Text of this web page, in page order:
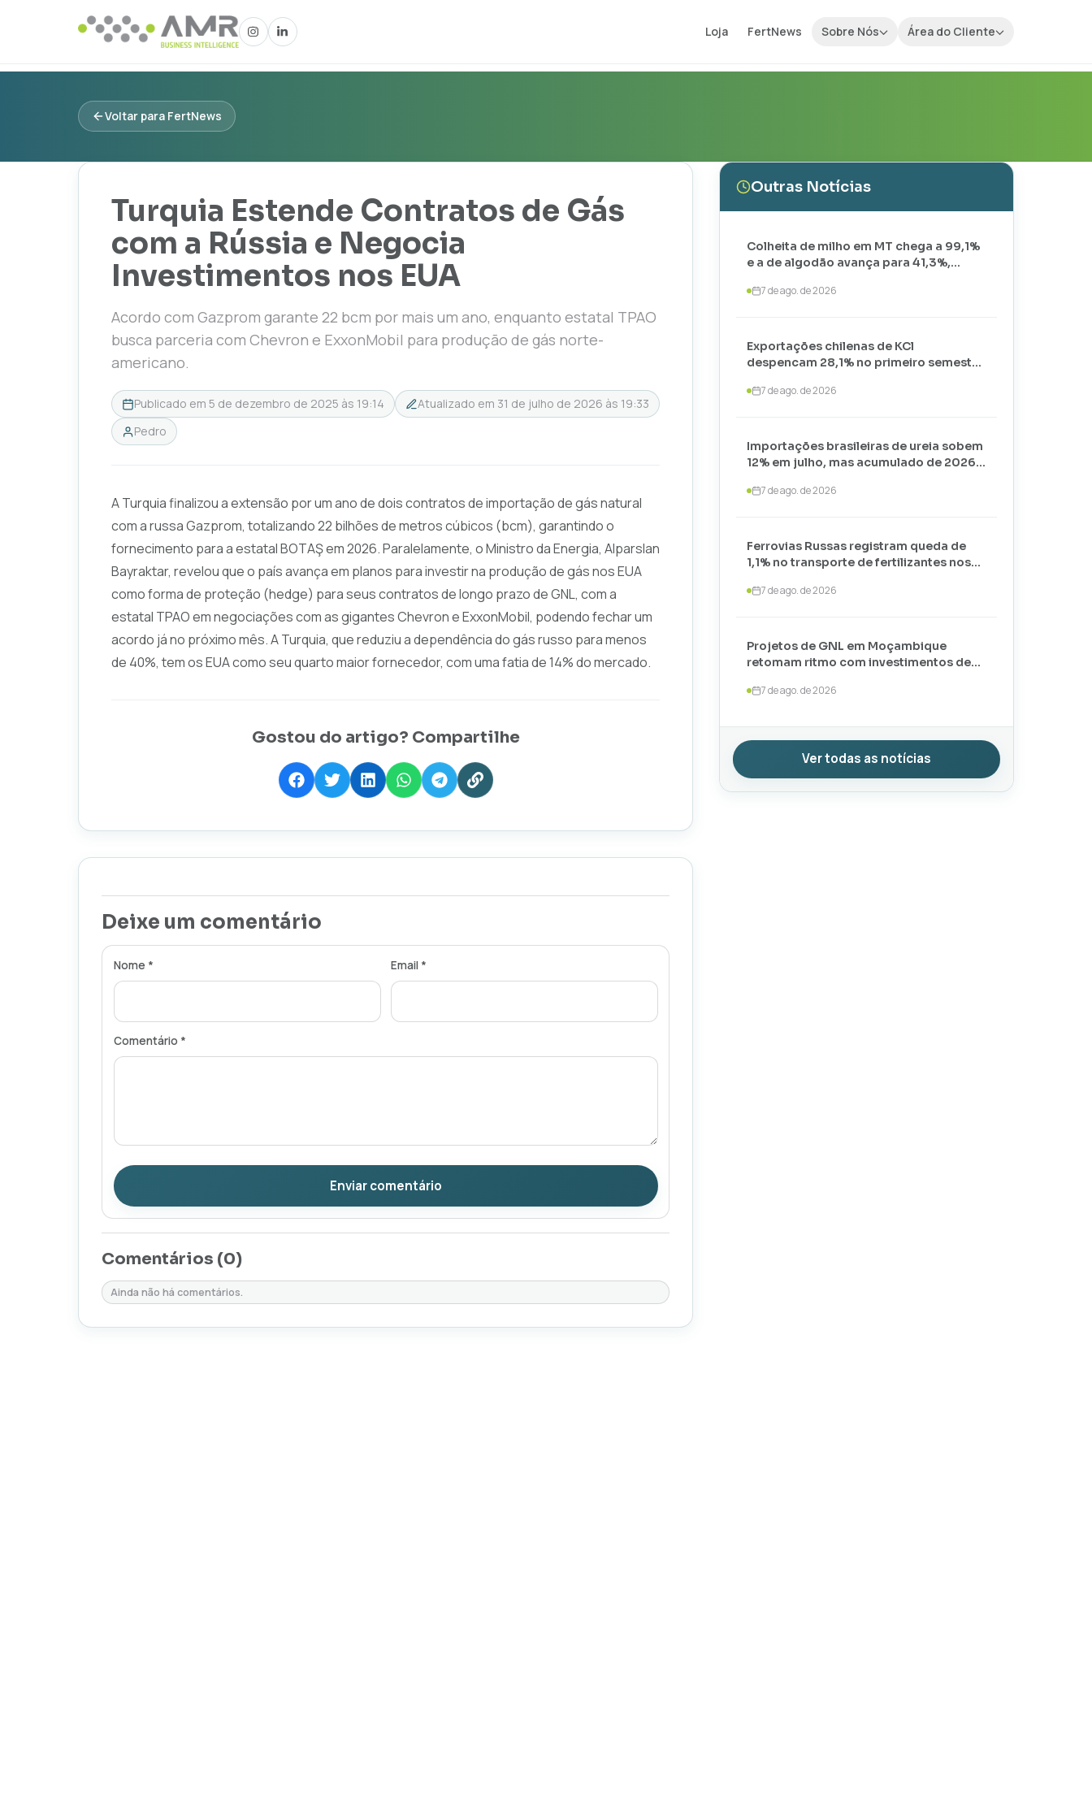
Loja FertNews Sobre Nós Área do Cliente
Voltar para FertNews
Turquia Estende Contratos de Gás
com a Rússia e Negocia
Investimentos nos EUA
Acordo com Gazprom garante 22 bcm por mais um ano, enquanto estatal TPAO
busca parceria com Chevron e ExxonMobil para produção de gás norte-
americano.
Publicado em 5 de dezembro de 2025 às 19:14 Atualizado em 31 de julho de 2026 às 19:33
Pedro
A Turquia finalizou a extensão por um ano de dois contratos de importação de gás natural
com a russa Gazprom, totalizando 22 bilhões de metros cúbicos (bcm), garantindo o
fornecimento para a estatal BOTAŞ em 2026. Paralelamente, o Ministro da Energia, Alparslan
Bayraktar, revelou que o país avança em planos para investir na produção de gás nos EUA
como forma de proteção (hedge) para seus contratos de longo prazo de GNL, com a
estatal TPAO em negociações com as gigantes Chevron e ExxonMobil, podendo fechar um
acordo já no próximo mês. A Turquia, que reduziu a dependência do gás russo para menos
de 40%, tem os EUA como seu quarto maior fornecedor, com uma fatia de 14% do mercado.
Gostou do artigo? Compartilhe
Deixe um comentário
Nome * Email *
Comentário *
Enviar comentário
Comentários (0)
Ainda não há comentários.
Outras Notícias
Colheita de milho em MT chega a 99,1%
e a de algodão avança para 41,3%,
7 de ago. de 2026
Exportações chilenas de KCl
despencam 28,1% no primeiro semestre
toneladas
7 de ago. de 2026
Importações brasileiras de ureia sobem
12% em julho, mas acumulado de 2026
7 de ago. de 2026
Ferrovias Russas registram queda de
1,1% no transporte de fertilizantes nos
7 de ago. de 2026
Projetos de GNL em Moçambique
retomam ritmo com investimentos de
TotalEnergies e ExxonMobil
7 de ago. de 2026
Ver todas as notícias